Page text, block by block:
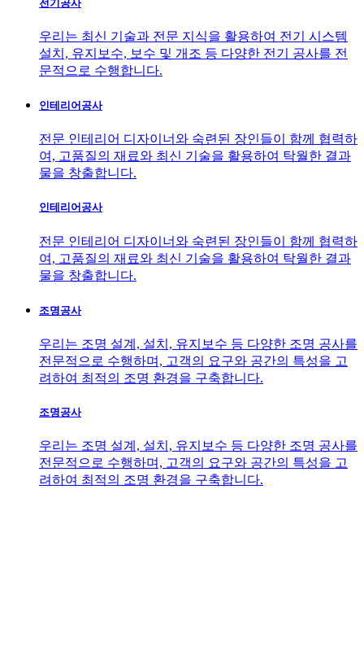
전기공사
우리는 최신 기술과 전문 지식을 활용하여 전기 시스템
설치, 유지보수, 보수 및 개조 등 다양한 전기 공사를 전
문적으로 수행합니다.
인테리어공사
전문 인테리어 디자이너와 숙련된 장인들이 함께 협력하
여, 고품질의 재료와 최신 기술을 활용하여 탁월한 결과
물을 창출합니다.
인테리어공사
전문 인테리어 디자이너와 숙련된 장인들이 함께 협력하
여, 고품질의 재료와 최신 기술을 활용하여 탁월한 결과
물을 창출합니다.
조명공사
우리는 조명 설계, 설치, 유지보수 등 다양한 조명 공사를
전문적으로 수행하며, 고객의 요구와 공간의 특성을 고
려하여 최적의 조명 환경을 구축합니다.
조명공사
우리는 조명 설계, 설치, 유지보수 등 다양한 조명 공사를
전문적으로 수행하며, 고객의 요구와 공간의 특성을 고
려하여 최적의 조명 환경을 구축합니다.